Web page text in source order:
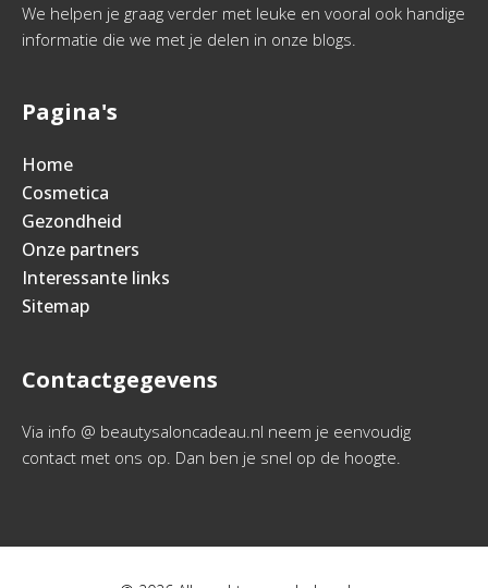
We helpen je graag verder met leuke en vooral ook handige
informatie die we met je delen in onze blogs.
Pagina's
Home
Cosmetica
Gezondheid
Onze partners
Interessante links
Sitemap
Contactgegevens
Via info @ beautysaloncadeau.nl neem je eenvoudig
contact met ons op. Dan ben je snel op de hoogte.